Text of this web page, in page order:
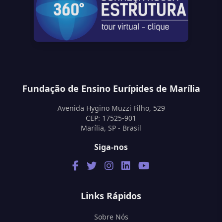
Fundação de Ensino Eurípides de Marília
Avenida Hygino Muzzi Filho, 529
CEP: 17525-901
Marília, SP - Brasil
Siga-nos
Links Rápidos
Sobre Nós